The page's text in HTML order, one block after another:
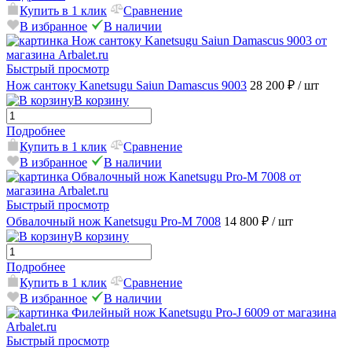
Купить в 1 клик
Сравнение
В избранное
В наличии
Быстрый просмотр
Нож сантоку Kanetsugu Saiun Damascus 9003 28 200 ₽ / шт
В корзину
Подробнее
Купить в 1 клик
Сравнение
В избранное
В наличии
Быстрый просмотр
Обвалочный нож Kanetsugu Pro-M 7008 14 800 ₽ / шт
В корзину
Подробнее
Купить в 1 клик
Сравнение
В избранное
В наличии
Быстрый просмотр